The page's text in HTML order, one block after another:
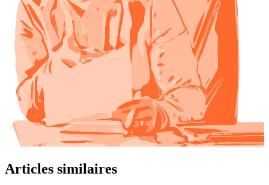
Articles similaires